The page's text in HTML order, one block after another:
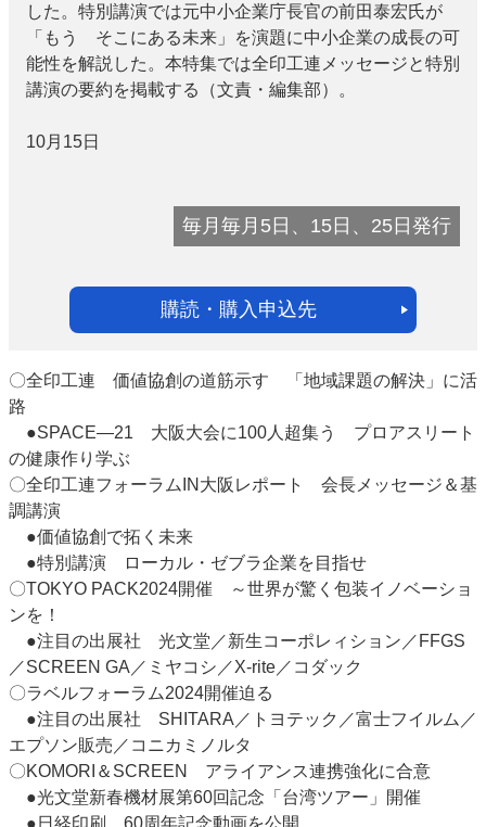
した。特別講演では元中小企業庁長官の前田泰宏氏が
「もう そこにある未来」を演題に中小企業の成長の可
能性を解説した。本特集では全印工連メッセージと特別
講演の要約を掲載する（文責・編集部）。
10月15日
毎月毎月5日、15日、25日発行
購読・購入申込先
〇全印工連 価値協創の道筋示す 「地域課題の解決」に活
路
●SPACE―21 大阪大会に100人超集う プロアスリート
の健康作り学ぶ
〇全印工連フォーラムIN大阪レポート 会長メッセージ＆基
調講演
●価値協創で拓く未来
●特別講演 ローカル・ゼブラ企業を目指せ
〇TOKYO PACK2024開催 ～世界が驚く包装イノベーショ
ンを！
●注目の出展社 光文堂／新生コーポレィション／FFGS
／SCREEN GA／ミヤコシ／X-rite／コダック
〇ラベルフォーラム2024開催迫る
●注目の出展社 SHITARA／トヨテック／富士フイルム／
エプソン販売／コニカミノルタ
〇KOMORI＆SCREEN アライアンス連携強化に合意
●光文堂新春機材展第60回記念「台湾ツアー」開催
●日経印刷 60周年記念動画を公開